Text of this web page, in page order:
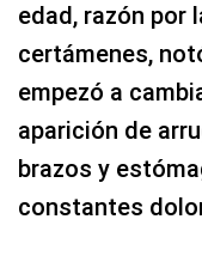
edad, razón por
certámenes,
empezó a
aparición de
brazos y
constantes